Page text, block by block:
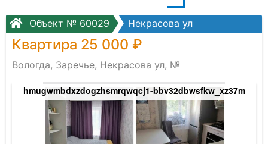
Объект № 60029 Некрасова ул
Квартира 25 000 ₽
Вологда, Заречье, Некрасова ул, №
hmugwmbdxzdogzhsmrqwqcj1-bbv32dbwsfkw_xz37m